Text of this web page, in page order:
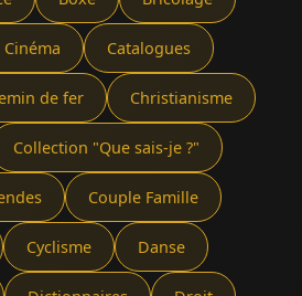
Catalogues
de fer Christianisme
Collection "Que sais-je ?"
Couple Famille
Cyclisme Danse